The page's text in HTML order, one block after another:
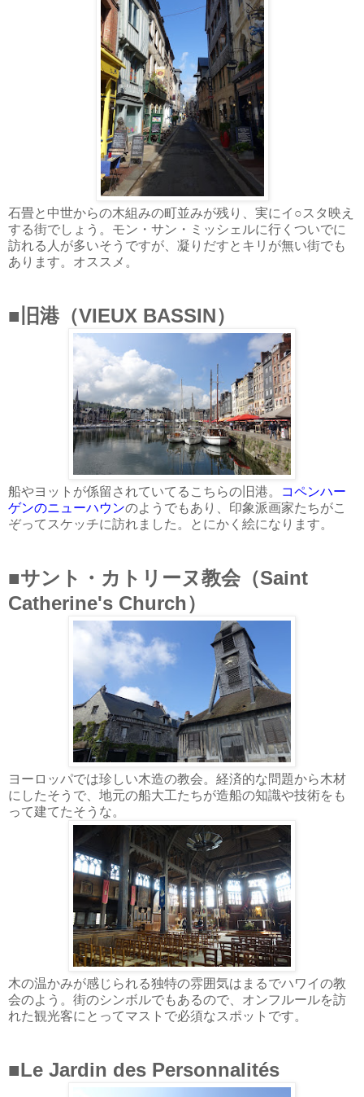
石畳と中世からの木組みの町並みが残り、実にイ○スタ映え
する街でしょう。モン・サン・ミッシェルに行くついでに
訪れる人が多いそうですが、凝りだすとキリが無い街でも
あります。オススメ。
■旧港（VIEUX BASSIN）
船やヨットが係留されていてるこちらの旧港。
コペンハー
ゲンのニューハウンのようでもあり、印象派画家たちがこ
ぞってスケッチに訪れました。とにかく絵になります。
■サント・カトリーヌ教会（Saint
Catherine's Church）
ヨーロッパでは珍しい木造の教会。経済的な問題から木材
にしたそうで、地元の船大工たちが造船の知識や技術をも
って建てたそうな。
木の温かみが感じられる独特の雰囲気はまるでハワイの教
会のよう。街のシンボルでもあるので、オンフルールを訪
れた観光客にとってマストで必須なスポットです。
■Le Jardin des Personnalités